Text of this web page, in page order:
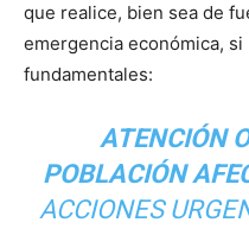
que realice, bien sea de
emergencia económica,
fundamentales:
ATENCIÓN
POBLACIÓN
ACCIONES